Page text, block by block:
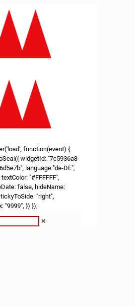
function(event) {
widgetId: "7c5936a8-
language:"de-DE",
"#FFFFFF",
false, hideName:
"right",
"9999", }) });
✕